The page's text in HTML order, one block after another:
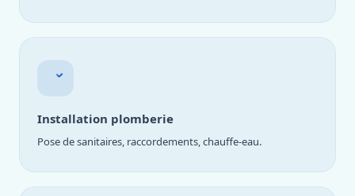
Installation plomberie
Pose de sanitaires, raccordements, chauffe-eau.